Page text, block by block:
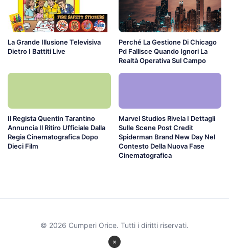
La Grande Illusione Televisiva
Dietro I Battiti Live
Perché La Gestione Di Chicago
Pd Fallisce Quando Ignori La
Realtà Operativa Sul Campo
Il Regista Quentin Tarantino
Annuncia Il Ritiro Ufficiale Dalla
Regia Cinematografica Dopo
Dieci Film
Marvel Studios Rivela I Dettagli
Sulle Scene Post Credit
Spiderman Brand New Day Nel
Contesto Della Nuova Fase
Cinematografica
×
© 2026 Cumperi Orice. Tutti i diritti riservati.